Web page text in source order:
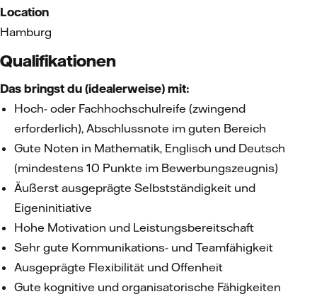
Location
Hamburg
Qualifikationen
Das bringst du (idealerweise) mit:
Hoch- oder Fachhochschulreife (zwingend
erforderlich), Abschlussnote im guten Bereich
Gute Noten in Mathematik, Englisch und Deutsch
(mindestens 10 Punkte im Bewerbungszeugnis)
Äußerst ausgeprägte Selbstständigkeit und
Eigeninitiative
Hohe Motivation und Leistungsbereitschaft
Sehr gute Kommunikations- und Teamfähigkeit
Ausgeprägte Flexibilität und Offenheit
Gute kognitive und organisatorische Fähigkeiten